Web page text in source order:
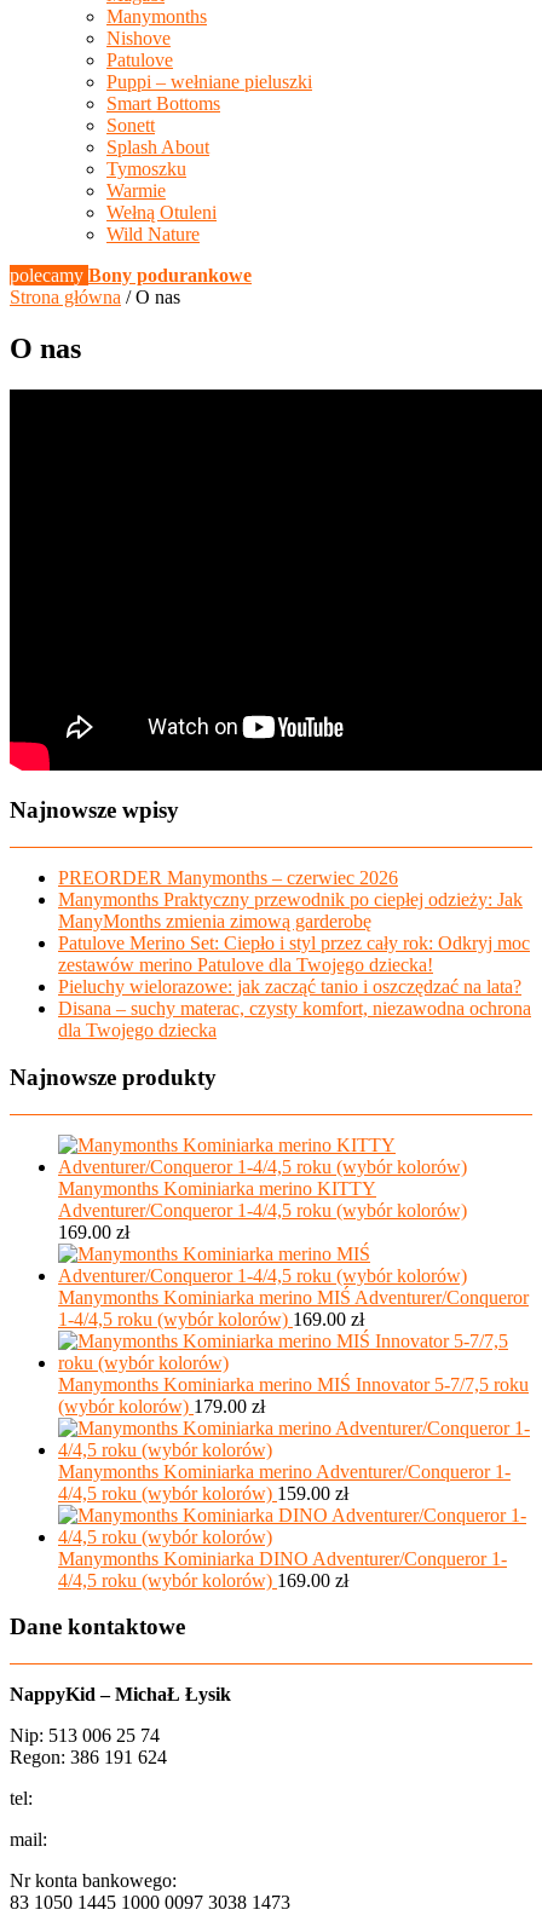
Manymonths
Nishove
Patulove
Puppi – wełniane pieluszki
Smart Bottoms
Sonett
Splash About
Tymoszku
Warmie
Wełną Otuleni
Wild Nature
polecamy Bony podurankowe
Strona główna / O nas
O nas
Najnowsze wpisy
PREORDER Manymonths – czerwiec 2026
Manymonths Praktyczny przewodnik po ciepłej odzieży: Jak
ManyMonths zmienia zimową garderobę
Patulove Merino Set: Ciepło i styl przez cały rok: Odkryj moc
zestawów merino Patulove dla Twojego dziecka!
Pieluchy wielorazowe: jak zacząć tanio i oszczędzać na lata?
Disana – suchy materac, czysty komfort, niezawodna ochrona
dla Twojego dziecka
Najnowsze produkty
Manymonths Kominiarka merino KITTY
Adventurer/Conqueror 1-4/4,5 roku (wybór kolorów)
169.00 zł
Manymonths Kominiarka merino MIŚ Adventurer/Conqueror
1-4/4,5 roku (wybór kolorów) 169.00 zł
Manymonths Kominiarka merino MIŚ Innovator 5-7/7,5 roku
(wybór kolorów) 179.00 zł
Manymonths Kominiarka merino Adventurer/Conqueror 1-
4/4,5 roku (wybór kolorów) 159.00 zł
Manymonths Kominiarka DINO Adventurer/Conqueror 1-
4/4,5 roku (wybór kolorów) 169.00 zł
Dane kontaktowe
NappyKid – MichaŁ Łysik
Nip: 513 006 25 74
Regon: 386 191 624
tel:
mail:
Nr konta bankowego:
83 1050 1445 1000 0097 3038 1473